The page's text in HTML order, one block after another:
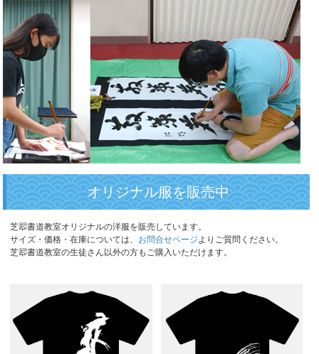
オリジナル服を販売中
芝翆書道教室オリジナルの洋服を販売しています。
サイズ・価格・在庫については、 お問合せページよりご質問ください。
芝翆書道教室の生徒さん以外の方もご購入いただけます。